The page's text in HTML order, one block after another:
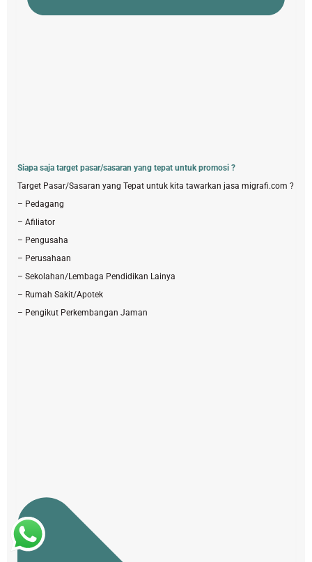
Siapa saja target pasar/sasaran yang tepat untuk promosi ?
Target Pasar/Sasaran yang Tepat untuk kita tawarkan jasa migrafi.com ?
– Pedagang
– Afiliator
– Pengusaha
– Perusahaan
– Sekolahan/Lembaga Pendidikan Lainya
– Rumah Sakit/Apotek
– Pengikut Perkembangan Jaman